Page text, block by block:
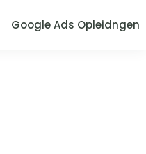
Google Ads Opleidngen